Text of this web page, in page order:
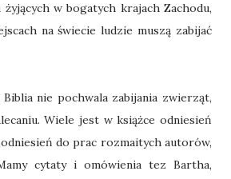
w bogatych krajach Zachodu,
na świecie ludzie muszą zabijać
nie pochwala zabijania zwierząt,
Wiele jest w książce odniesień
do prac rozmaitych autorów,
cytaty i omówienia tez Bartha,